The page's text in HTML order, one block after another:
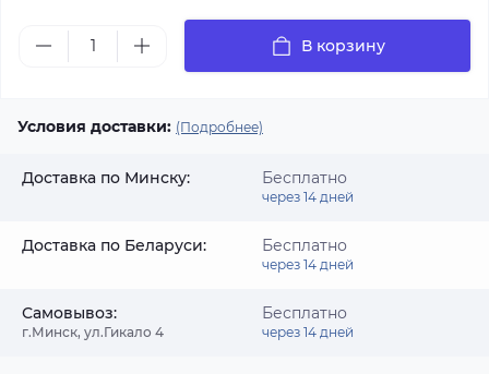
В корзину
Условия доставки: (Подробнее)
Доставка по Минску: Бесплатно
через 14 дней
Доставка по Беларуси: Бесплатно
через 14 дней
Самовывоз:
г.Минск, ул.Гикало 4
Бесплатно
через 14 дней